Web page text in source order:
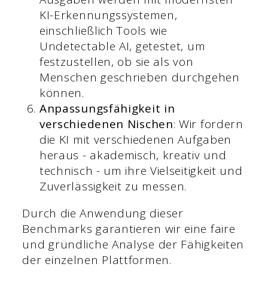
KI-Erkennungssystemen,
einschließlich Tools wie
Undetectable AI, getestet, um
festzustellen, ob sie als von
Menschen geschrieben durchgehen
können.
Anpassungsfähigkeit in
verschiedenen Nischen: Wir fordern
die KI mit verschiedenen Aufgaben
heraus - akademisch, kreativ und
technisch - um ihre Vielseitigkeit und
Zuverlässigkeit zu messen.
Durch die Anwendung dieser
Benchmarks garantieren wir eine faire
und gründliche Analyse der Fähigkeiten
der einzelnen Plattformen.